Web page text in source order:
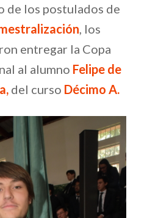
de los postulados de
, los
entregar la Copa
al alumno Felipe de
del curso Décimo A.